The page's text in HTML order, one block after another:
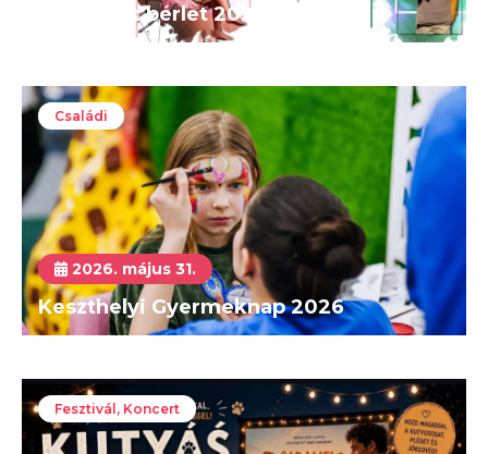
Goldmark bérlet 2026-2027
Családi
2026. május 31.
Keszthelyi Gyermeknap 2026
Fesztivál, Koncert